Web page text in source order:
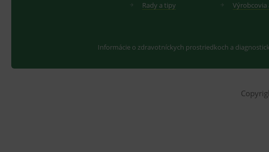
Rady a tipy
Výrobcovia
Informácie o zdravotníckych prostriedkoch a